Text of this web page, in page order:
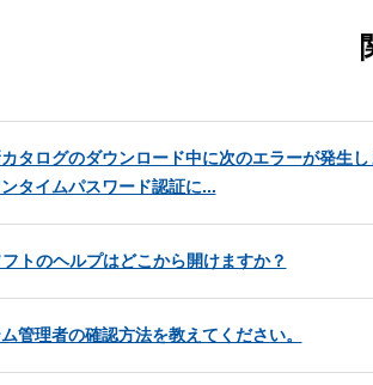
カタログのダウンロード中に次のエラーが発
タイムパスワード認証に...
トのヘルプはどこから開けますか？
管理者の確認方法を教えてください。